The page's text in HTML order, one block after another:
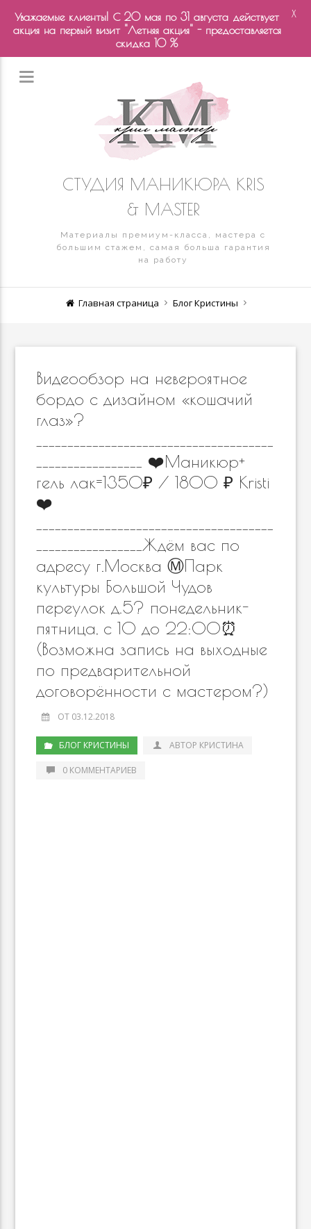
СТУДИЯ МАНИКЮРА KRIS
& MASTER
Материалы премиум-класса, мастера с
большим стажем, самая больша гарантия
на работу
Главная страница Блог Кристины
Видеообзор на невероятное
бордо с дизайном «кошачий
глаз»?
_________________ ❤️Маникюр+
гель лак=1350₽ / 1800 ₽ Kristi
❤️
_________________Ждём вас по
адресу г.Москва Ⓜ️Парк
культуры Большой Чудов
переулок д.5? понедельник-
пятница, с 10 до 22:00⏰
(Возможна запись на выходные
по предварительной
договорённости с мастером?)
ОТ 03.12.2018
БЛОГ КРИСТИНЫ АВТОР КРИСТИНА
0 КОММЕНТАРИЕВ
Уважаемые клиенты! С 20 мая по 31 августа действует
акция на первый визит "Летняя акция" - предоставляется
скидка 10 %
X